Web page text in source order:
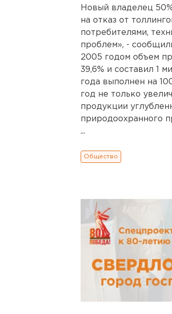
Новый владелец
на отказ от
потребителями,
проблем», -
2005 годом объем
39,6% и составил 1
года выполнен на
год не только
продукции
природоохранного
...
Общество